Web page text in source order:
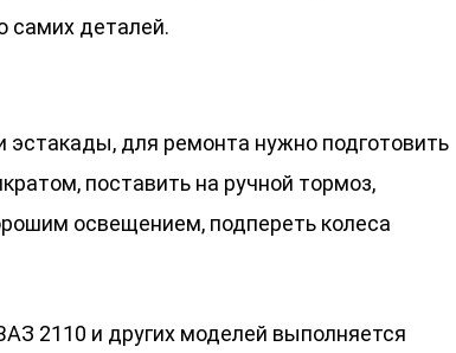
самих деталей.
для ремонта нужно подготовить
поставить на ручной тормоз,
освещением, подпереть колеса
2110 и других моделей выполняется